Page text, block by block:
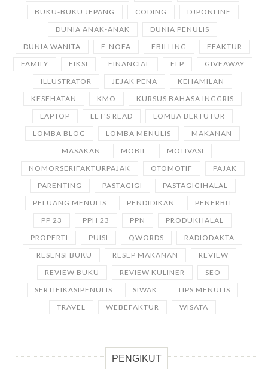
BUKU-BUKU JEPANG
CODING
DJPONLINE
DUNIA ANAK-ANAK
DUNIA PENULIS
DUNIA WANITA
E-NOFA EBILLING
EFAKTUR
FAMILY
FIKSI FINANCIAL FLP
GIVEAWAY
ILLUSTRATOR
JEJAK PENA
KEHAMILAN
KESEHATAN
KMO
KURSUS BAHASA INGGRIS
LAPTOP
LET'S READ
LOMBA BERTUTUR
LOMBA BLOG
LOMBA MENULIS
MAKANAN
MASAKAN
MOBIL
MOTIVASI
NOMORSERIFAKTURPAJAK
OTOMOTIF
PAJAK
PARENTING
PASTAGIGI
PASTAGIGIHALAL
PELUANG MENULIS
PENDIDIKAN
PENERBIT
PP 23
PPH 23 PPN
PRODUKHALAL
PROPERTI
PUISI QWORDS
RADIODAKTA
RESENSI BUKU
RESEP MAKANAN
REVIEW
REVIEW BUKU
REVIEW KULINER
SEO
SERTIFIKASIPENULIS
SIWAK
TIPS MENULIS
TRAVEL
WEBEFAKTUR WISATA
PENGIKUT